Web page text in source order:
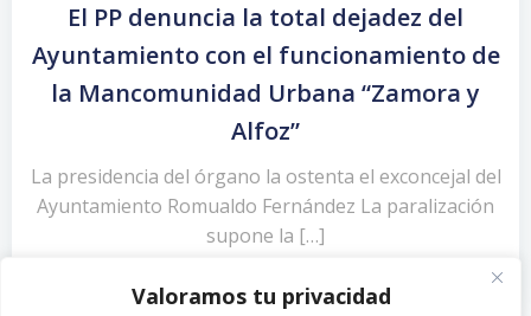
Valoramos tu privacidad
El PP denuncia la total dejadez del
Ayuntamiento con el funcionamiento de
la Mancomunidad Urbana “Zamora y
Alfoz”
La presidencia del órgano la ostenta el exconcejal del
Ayuntamiento Romualdo Fernández La paralización
supone la […]